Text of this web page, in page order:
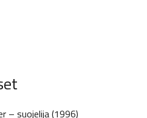
– suojelija (1996)